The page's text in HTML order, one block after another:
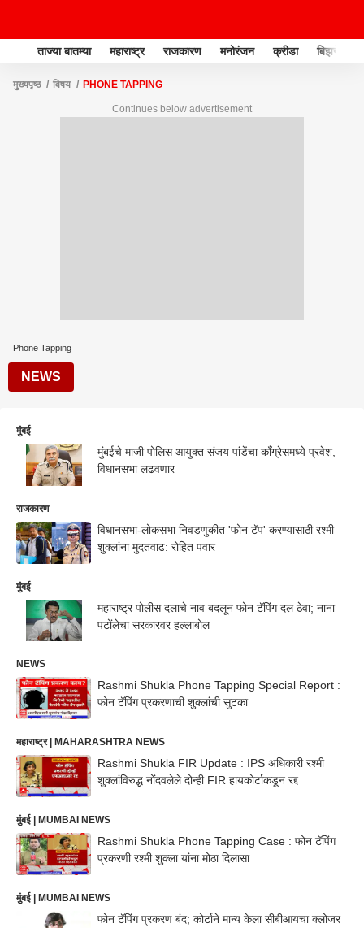
ताज्या बातम्या महाराष्ट्र राजकारण मनोरंजन क्रीडा बिझनेस
मुख्यपृष्ठ विषय PHONE TAPPING
Continues below advertisement
Phone Tapping
NEWS
मुंबई
मुंबईचे माजी पोलिस आयुक्त संजय पांडेंचा काँग्रेसमध्ये प्रवेश,
विधानसभा लढवणार
राजकारण
विधानसभा-लोकसभा निवडणुकीत 'फोन टॅप' करण्यासाठी रश्मी
शुक्लांना मुदतवाढ: रोहित पवार
मुंबई
महाराष्ट्र पोलीस दलाचे नाव बदलून फोन टॅपिंग दल ठेवा; नाना
पटोंलेचा सरकारवर हल्लाबोल
NEWS
Rashmi Shukla Phone Tapping Special Report :
फोन टॅपिंग प्रकरणाची शुक्लांची सुटका
महाराष्ट्र | MAHARASHTRA NEWS
Rashmi Shukla FIR Update : IPS अधिकारी रश्मी
शुक्लांविरुद्ध नोंदवलेले दोन्ही FIR हायकोर्टाकडून रद्द
मुंबई | MUMBAI NEWS
Rashmi Shukla Phone Tapping Case : फोन टॅपिंग
प्रकरणी रश्मी शुक्ला यांना मोठा दिलासा
मुंबई | MUMBAI NEWS
फोन टॅपिंग प्रकरण बंद; कोर्टाने मान्य केला सीबीआयचा क्लोजर